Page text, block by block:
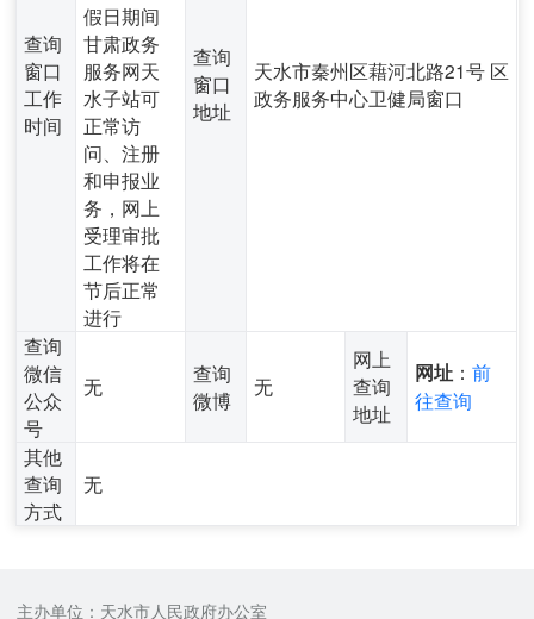
查询
窗口
工作
时间
假日期间
甘肃政务
服务网天
水子站可
正常访
问、注册
和申报业
务，网上
受理审批
工作将在
节后正常
进行
查询
窗口
地址
天水市秦州区藉河北路21号 区
政务服务中心卫健局窗口
查询
微信
公众
号
无
查询
微博
无
网上
查询
地址
网址 ：前
往查询
其他
查询
方式
无
主办单位：天水市人民政府办公室